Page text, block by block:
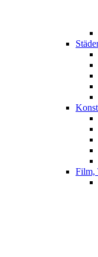
Film,